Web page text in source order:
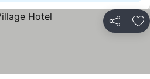
Partilhar